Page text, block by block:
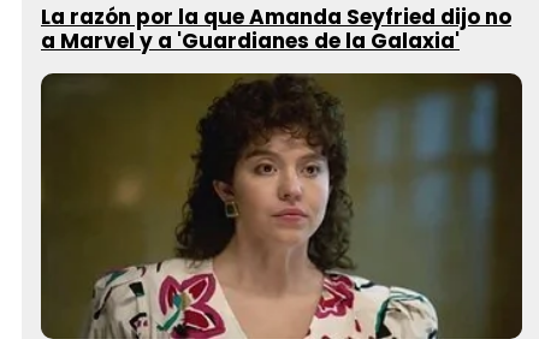
La razón por la que Amanda Seyfried dijo no
a Marvel y a 'Guardianes de la Galaxia'